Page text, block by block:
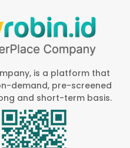
is a platform that
demand, pre-screened
and short-term basis.